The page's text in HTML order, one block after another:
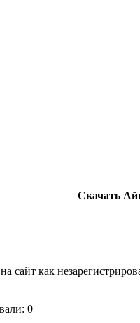
Скачать
сайт как
0